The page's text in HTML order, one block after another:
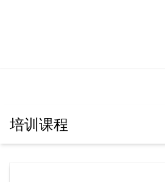
培训课程